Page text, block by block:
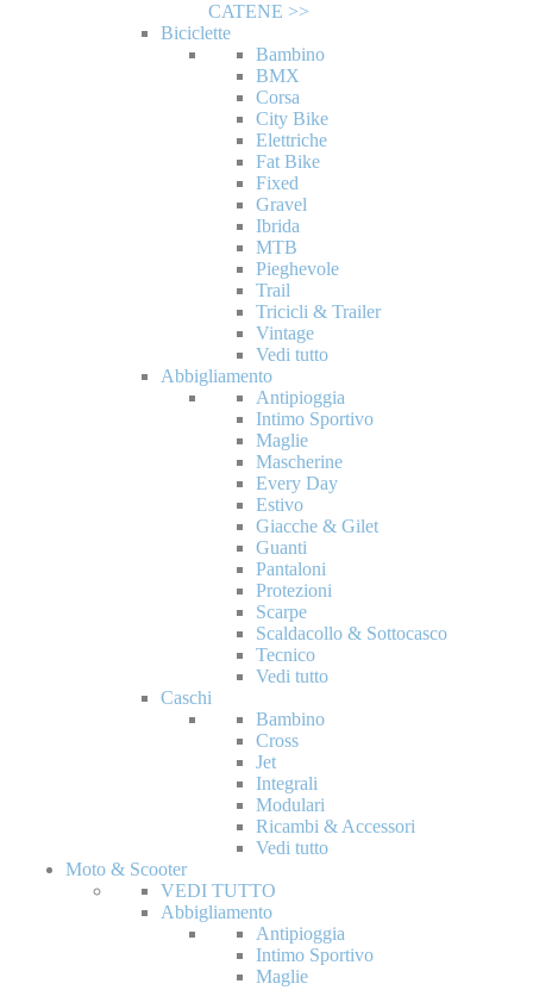
CATENE >>
Biciclette
Bambino
BMX
Corsa
City Bike
Elettriche
Fat Bike
Fixed
Gravel
Ibrida
MTB
Pieghevole
Trail
Tricicli & Trailer
Vintage
Vedi tutto
Abbigliamento
Antipioggia
Intimo Sportivo
Maglie
Mascherine
Every Day
Estivo
Giacche & Gilet
Guanti
Pantaloni
Protezioni
Scarpe
Scaldacollo & Sottocasco
Tecnico
Vedi tutto
Caschi
Bambino
Cross
Jet
Integrali
Modulari
Ricambi & Accessori
Vedi tutto
Moto & Scooter
VEDI TUTTO
Abbigliamento
Antipioggia
Intimo Sportivo
Maglie